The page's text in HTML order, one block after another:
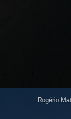
Rogério